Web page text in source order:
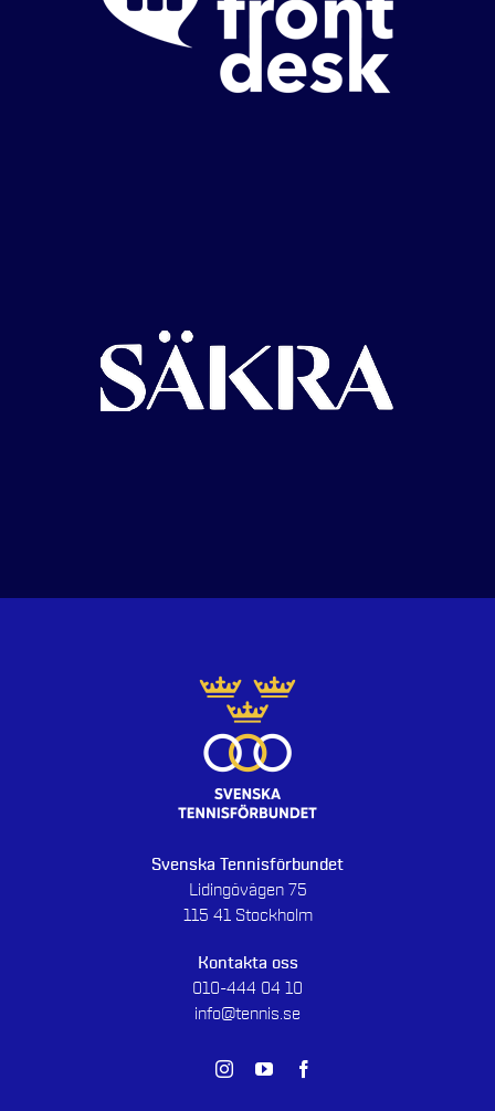
Svenska Tennisförbundet
Lidingövägen 75
115 41 Stockholm
Kontakta oss
010-444 04 10
info@tennis.se